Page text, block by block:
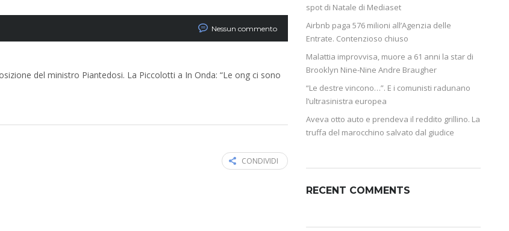
Nessun commento
del ministro Piantedosi. La Piccolotti a In Onda: “Le ong ci sono
CONDIVIDI
spot di Natale di Mediaset
Airbnb paga 576 milioni all’Agenzia delle
Entrate. Contenzioso chiuso
Malattia improvvisa, muore a 61 anni la star di
Brooklyn Nine-Nine Andre Braugher
“Le destre vincono…”. E i comunisti radunano
l’ultrasinistra europea
Aveva otto auto e prendeva il reddito grillino. La
truffa del marocchino salvato dal giudice
RECENT COMMENTS